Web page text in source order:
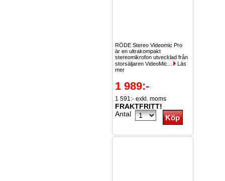
RÖDE Stereo Videomic Pro
är en ultrakompakt
stereomikrofon utvecklad från
storsäljaren VideoMic...
Läs
mer
1 989:-
1 591:- exkl. moms
FRAKTFRITT!
Antal